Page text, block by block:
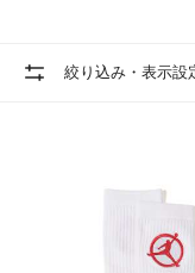
絞り込み・表示設